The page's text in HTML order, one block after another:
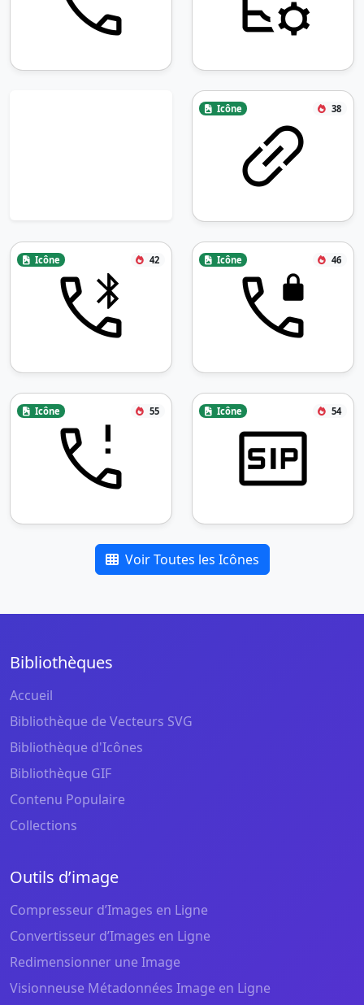
Icône 38
Icône 42 Icône 46
Icône 55 Icône 54
Voir Toutes les Icônes
Bibliothèques
Accueil
Bibliothèque de Vecteurs SVG
Bibliothèque d'Icônes
Bibliothèque GIF
Contenu Populaire
Collections
Outils d’image
Compresseur d’Images en Ligne
Convertisseur d’Images en Ligne
Redimensionner une Image
Visionneuse Métadonnées Image en Ligne